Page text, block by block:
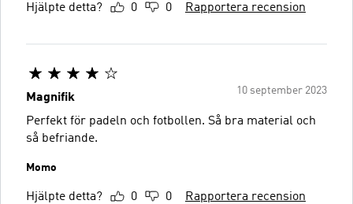
Hjälpte detta? 0 0 Rapportera recension
10 september 2023
Magnifik
Perfekt för padeln och fotbollen. Så bra material och
så befriande.
Momo
Hjälpte detta? 0 0 Rapportera recension